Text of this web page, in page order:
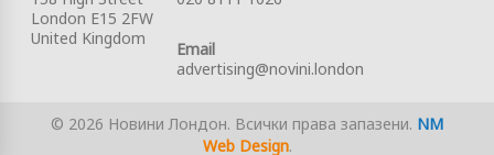
London E15 2FW
United Kingdom
Email
advertising@novini.london
© 2026 Новини Лондон. Всички права запазени. NM
Web Design.